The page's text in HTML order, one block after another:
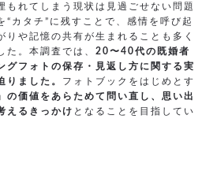
もれてしまう現状は見過ごせない問題
“カタチ”に残すことで、感情を呼び起
りや記憶の共有が生まれることも多く
た。本調査では、20〜40代の既婚者
グフォトの保存・見返し方に関する実
りました。 フォトブックをはじめとす
の価値をあらためて問い直し、思い出
えるきっかけ となることを目指してい